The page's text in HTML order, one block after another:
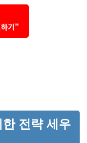
기”
전략 세우